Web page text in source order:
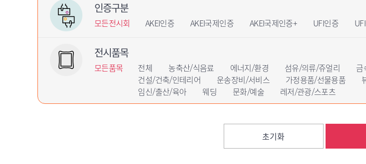
인증구분
모든전시회 AKEI인증 AKEI국제인증 AKEI국제인증+ UFI인증
전시품목
모든품목 전체 농축산/식음료 에너지/환경 섬유/의류/쥬얼리 금
건설/건축/인테리어
운송장비/서비스 가정용품/선물용품
임신/출산/육아
웨딩 문화/예술 레저/관광/스포츠
초기화